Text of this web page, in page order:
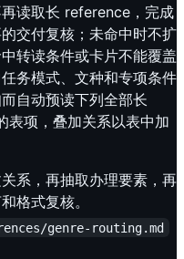
读取长 reference，完成
交付复核；未命中时不扩
转读条件或卡片不能覆盖
务模式、文种和专项条件
自动预读下列全部长
表项，叠加关系以表中加
系，再抽取办理要素，再
格式复核。
genre-routing.md